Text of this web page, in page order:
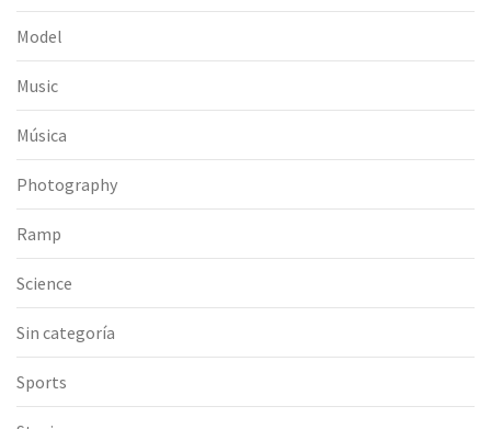
Model
Music
Música
Photography
Ramp
Science
Sin categoría
Sports